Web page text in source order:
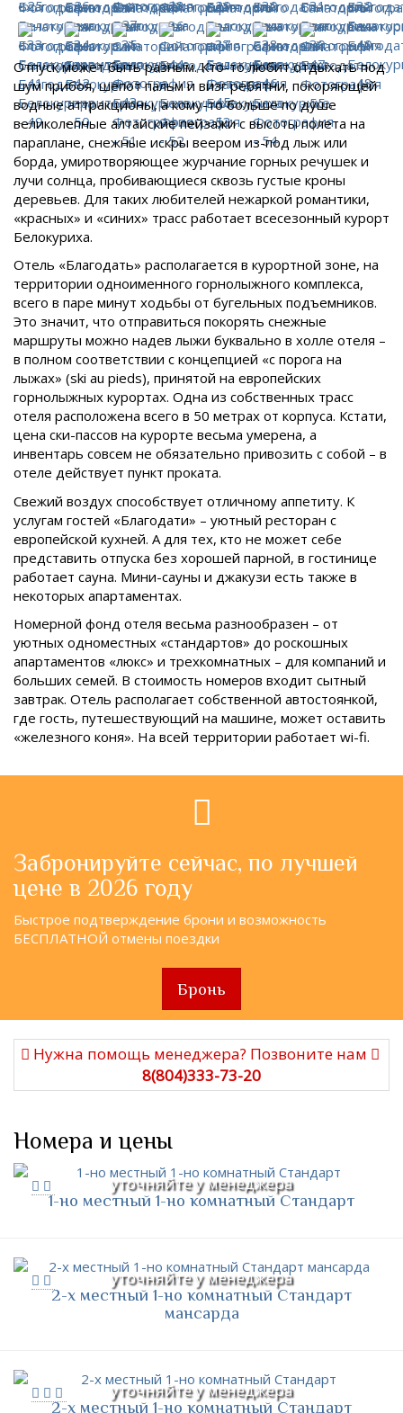
Отпуск может быть разным. Кто-то любит отдыхать под
шум прибоя, шепот пальм и визг ребятни, покоряющей
водные аттракционы, а кому-то больше по душе
великолепные алтайские пейзажи с высоты полета на
параплане, снежные искры веером из-под лыж или
борда, умиротворяющее журчание горных речушек и
лучи солнца, пробивающиеся сквозь густые кроны
деревьев. Для таких любителей нежаркой романтики,
«красных» и «синих» трасс работает всесезонный курорт
Белокуриха.
Отель «Благодать» располагается в курортной зоне, на
территории одноименного горнолыжного комплекса,
всего в паре минут ходьбы от бугельных подъемников.
Это значит, что отправиться покорять снежные
маршруты можно надев лыжи буквально в холле отеля –
в полном соответствии с концепцией «с порога на
лыжах» (ski au pieds), принятой на европейских
горнолыжных курортах. Одна из собственных трасс
отеля расположена всего в 50 метрах от корпуса. Кстати,
цена ски-пассов на курорте весьма умерена, а
инвентарь совсем не обязательно привозить с собой – в
отеле действует пункт проката.
Свежий воздух способствует отличному аппетиту. К
услугам гостей «Благодати» – уютный ресторан с
европейской кухней. А для тех, кто не может себе
представить отпуска без хорошей парной, в гостинице
работает сауна. Мини-сауны и джакузи есть также в
некоторых апартаментах.
Номерной фонд отеля весьма разнообразен – от
уютных одноместных «стандартов» до роскошных
апартаментов «люкс» и трехкомнатных – для компаний и
больших семей. В стоимость номеров входит сытный
завтрак. Отель располагает собственной автостоянкой,
где гость, путешествующий на машине, может оставить
«железного коня». На всей территории работает wi-fi.
Забронируйте сейчас, по лучшей
цене в 2026 году
Быстрое подтверждение брони и возможность
БЕСПЛАТНОЙ отмены поездки
Бронь
Нужна помощь менеджера? Позвоните нам
8(804)333-73-20
Номера и цены
уточняйте у менеджера
1-но местный 1-но комнатный Стандарт
уточняйте у менеджера
2-х местный 1-но комнатный Стандарт
мансарда
уточняйте у менеджера
2-х местный 1-но комнатный Стандарт